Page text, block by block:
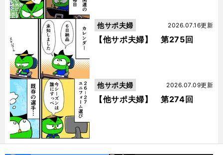
【他サポ夫婦】 第275回
2026.07.16更新
他サポ夫婦
【他サポ夫婦】 第274回
2026.07.09更新
他サポ夫婦